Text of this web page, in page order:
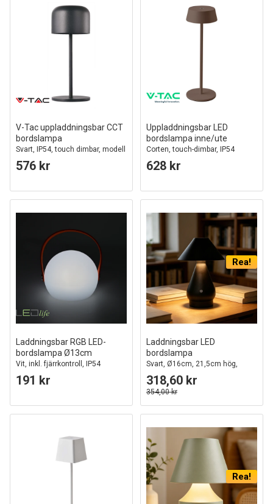
V-Tac uppladdningsbar CCT
bordslampa
Svart, IP54, touch dimbar, modell
mini
576 kr
Uppladdningsbar LED
bordslampa inne/ute
Corten, touch-dimbar, IP54
628 kr
Laddningsbar RGB LED-
bordslampa Ø13cm
Vit, inkl. fjärrkontroll, IP54
utomhus
191 kr
Rea!
Laddningsbar LED
bordslampa
Svart, Ø16cm, 21,5cm hög,
touch dimbar, 3i1, IP20 inomhus
318,60 kr
354,00 kr
Rea!